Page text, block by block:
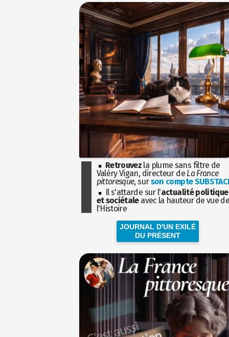
Retrouvez la plume sans filtre de
Valéry Vigan, directeur de La France
pittoresque, surson compte
Il s'attarde sur l'actualité politique
et sociétaleavec la hauteur de vue
l'Histoire
JOURNAL D'UN EXILÉ
DU PRÉSENT